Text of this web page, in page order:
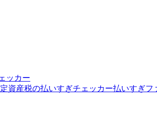
ッカー
資産税の払いすぎチェッカー払いすぎフ